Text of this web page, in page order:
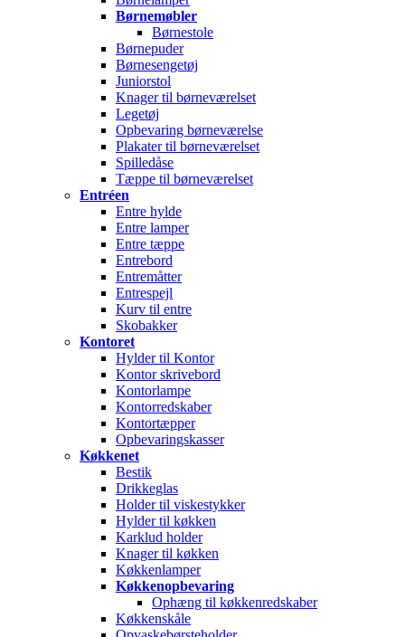
Børnemøbler
Børnestole
Børnepuder
Børnesengetøj
Juniorstol
Knager til børneværelset
Legetøj
Opbevaring børneværelse
Plakater til børneværelset
Spilledåse
Tæppe til børneværelset
Entréen
Entre hylde
Entre lamper
Entre tæppe
Entrebord
Entremåtter
Entrespejl
Kurv til entre
Skobakker
Kontoret
Hylder til Kontor
Kontor skrivebord
Kontorlampe
Kontorredskaber
Kontortæpper
Opbevaringskasser
Køkkenet
Bestik
Drikkeglas
Holder til viskestykker
Hylder til køkken
Karklud holder
Knager til køkken
Køkkenlamper
Køkkenopbevaring
Ophæng til køkkenredskaber
Køkkenskåle